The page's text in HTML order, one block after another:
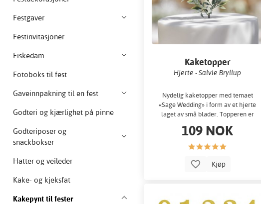
Festgaver
Festinvitasjoner
Fiskedam
Fotoboks til fest
Gaveinnpakning til en fest
Godteri og kjærlighet på pinne
Godteriposer og
snackbokser
Hatter og veileder
Kake- og kjeksfat
Kakepynt til fester
Kaketopper
Hjerte - Salvie Bryllup
Nydelig kaketopper med temaet
«Sage Wedding» i form av et hjerte
laget av små blader. Topperen er
109 NOK
Kjøp